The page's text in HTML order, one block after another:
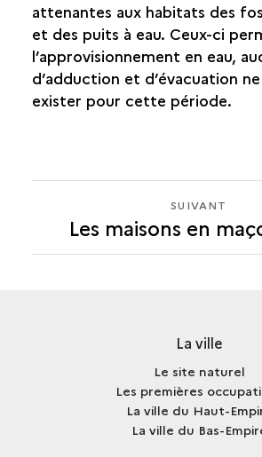
attenantes aux habitats des
et des puits à eau. Ceux-ci
l’approvisionnement en eau,
d’adduction et d’évacuation
exister pour cette période.
SUIVANT
LES
SUIVANT
Les maisons en
La ville
Le site naturel
Les premières
La ville du Haut-
La ville du Bas-